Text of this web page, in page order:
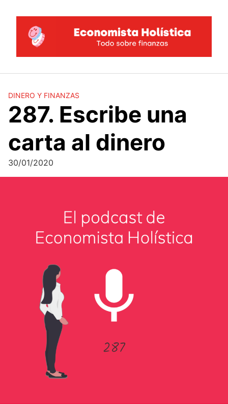
contenido
DINERO Y FINANZAS
287. Escribe una
carta al dinero
30/01/2020